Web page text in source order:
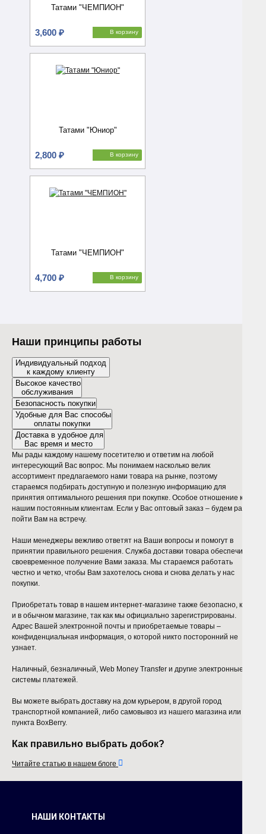
Татами "ЧЕМПИОН"
3,600 ₽ В корзину
Татами "Юниор"
2,800 ₽ В корзину
Татами "ЧЕМПИОН"
4,700 ₽ В корзину
Наши принципы работы
Индивидуальный подход
к каждому клиенту
Высокое качество
обслуживания
Безопасность покупки
Удобные для Вас способы
оплаты покупки
Доставка в удобное для
Вас время и место
Мы рады каждому нашему посетителю и ответим на любой
интересующий Вас вопрос. Мы понимаем насколько велик
ассортимент предлагаемого нами товара на рынке, поэтому
стараемся подбирать доступную и полезную информацию для
принятия оптимального решения при покупке. Особое отношение к
нашим постоянным клиентам. Если у Вас оптовый заказ – будем рады
пойти Вам на встречу.
Наши менеджеры вежливо ответят на Ваши вопросы и помогут в
принятии правильного решения. Служба доставки товара обеспечит
своевременное получение Вами заказа. Мы стараемся работать
честно и четко, чтобы Вам захотелось снова и снова делать у нас
покупки.
Приобретать товар в нашем интернет-магазине также безопасно, как
и в обычном магазине, так как мы официально зарегистрированы.
Адрес Вашей электронной почты и приобретаемые товары –
конфиденциальная информация, о которой никто посторонний не
узнает.
Наличный, безналичный, Web Money Transfer и другие электронные
системы платежей.
Вы можете выбрать доставку на дом курьером, в другой город
транспортной компанией, либо самовывоз из нашего магазина или
пункта BoxBerry.
Как правильно выбрать добок?
Читайте статью в нашем блоге 
НАШИ КОНТАКТЫ